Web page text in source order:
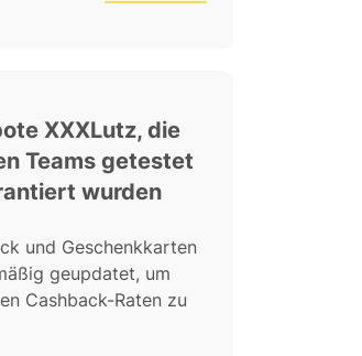
XXXLutz, die
Teams getestet
wurden
und Geschenkkarten
geupdatet, um
Cashback-Raten zu